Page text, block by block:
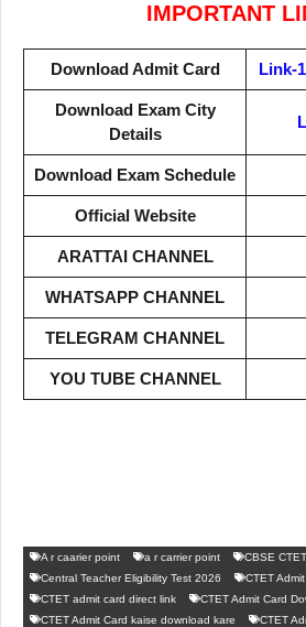
IMPORTANT
Download Admit Card Link-1
Download Exam City
Details
Download Exam Schedule
Official Website
ARATTAI CHANNEL
WHATSAPP CHANNEL
TELEGRAM CHANNEL
YOU TUBE CHANNEL
A r caarier point a r carrier point
CBSE
Central Teacher Eligibility Test 2026
CTET
CTET admit card direct link
CTET Admit Card
CTET Admit Card kaise download kare
CTET